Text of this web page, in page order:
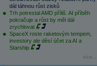
dál táhnou růst zisků
Trh potrestal AMD příliš. AI příběh
pokračuje a růst by měl dál
zrychlovat
SpaceX roste raketovým tempem,
investory ale děsí účet za AI a
Starship
více...